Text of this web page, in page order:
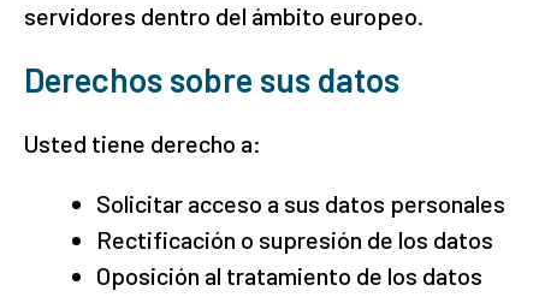
servidores dentro del ámbito europeo.
Derechos sobre sus datos
Usted tiene derecho a:
Solicitar acceso a sus datos personales
Rectificación o supresión de los datos
Oposición al tratamiento de los datos